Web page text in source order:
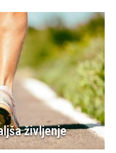
življenje